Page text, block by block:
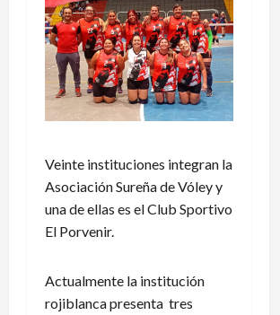
Veinte instituciones integran la
Asociación Sureña de Vóley y
una de ellas es el Club Sportivo
El Porvenir.
Actualmente la institución
rojiblanca presenta tres